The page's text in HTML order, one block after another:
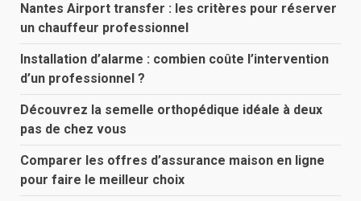
Nantes Airport transfer : les critères pour réserver
un chauffeur professionnel
Installation d’alarme : combien coûte l’intervention
d’un professionnel ?
Découvrez la semelle orthopédique idéale à deux
pas de chez vous
Comparer les offres d’assurance maison en ligne
pour faire le meilleur choix